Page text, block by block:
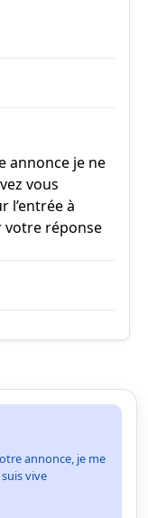
annonce je ne
vous
l’entrée à
votre réponse
annonce, je me
vive